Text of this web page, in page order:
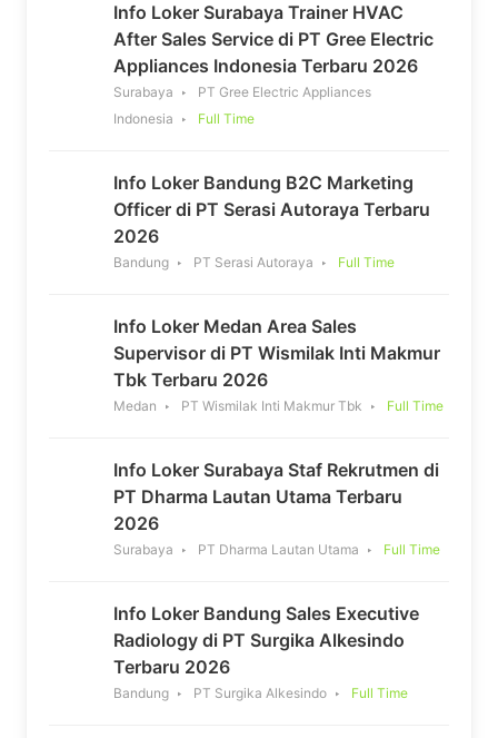
Info Loker Surabaya Trainer HVAC
After Sales Service di PT Gree Electric
Appliances Indonesia Terbaru 2026
Surabaya
PT Gree Electric Appliances
Indonesia
Full Time
Info Loker Bandung B2C Marketing
Officer di PT Serasi Autoraya Terbaru
2026
Bandung PT Serasi Autoraya Full Time
Info Loker Medan Area Sales
Supervisor di PT Wismilak Inti Makmur
Tbk Terbaru 2026
Medan PT Wismilak Inti Makmur Tbk Full Time
Info Loker Surabaya Staf Rekrutmen di
PT Dharma Lautan Utama Terbaru
2026
Surabaya PT Dharma Lautan Utama Full Time
Info Loker Bandung Sales Executive
Radiology di PT Surgika Alkesindo
Terbaru 2026
Bandung PT Surgika Alkesindo Full Time